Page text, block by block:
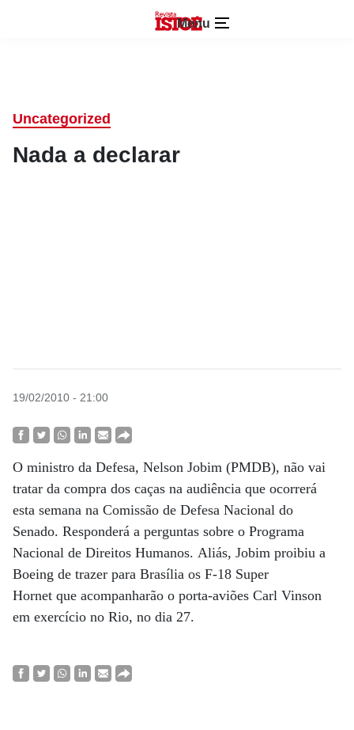
Menu
Uncategorized
Nada a declarar
19/02/2010 - 21:00
O ministro da Defesa, Nelson Jobim (PMDB), não vai
tratar da compra dos caças na audiência que ocorrerá
esta semana na Comissão de Defesa Nacional do
Senado. Responderá a perguntas sobre o Programa
Nacional de Direitos Humanos. Aliás, Jobim proibiu a
Boeing de trazer para Brasília os F-18 Super
Hornet que acompanharão o porta-aviões Carl Vinson
em exercício no Rio, no dia 27.